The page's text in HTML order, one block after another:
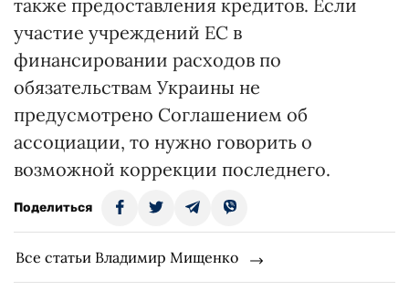
также предоставления кредитов. Если
участие учреждений ЕС в
финансировании расходов по
обязательствам Украины не
предусмотрено Соглашением об
ассоциации, то нужно говорить о
возможной коррекции последнего.
Поделиться
Все статьи Владимир Мищенко